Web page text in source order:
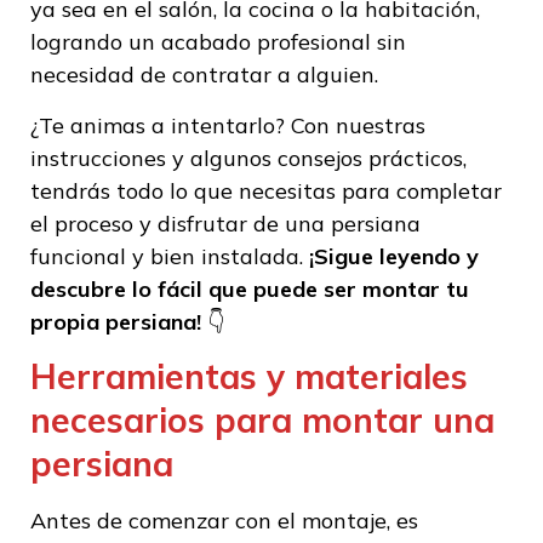
ya sea en el salón, la cocina o la habitación,
logrando un acabado profesional sin
necesidad de contratar a alguien.
¿Te animas a intentarlo? Con nuestras
instrucciones y algunos consejos prácticos,
tendrás todo lo que necesitas para completar
el proceso y disfrutar de una persiana
funcional y bien instalada. ¡Sigue leyendo y
descubre lo fácil que puede ser montar tu
propia persiana! 👇
Herramientas y materiales
necesarios para montar una
persiana
Antes de comenzar con el montaje, es